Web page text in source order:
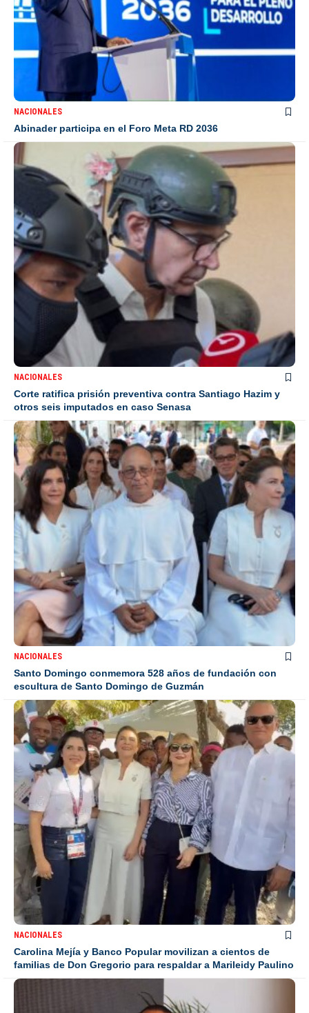
NACIONALES
Abinader participa en el Foro Meta RD 2036
NACIONALES
Corte ratifica prisión preventiva contra Santiago Hazim y
otros seis imputados en caso Senasa
NACIONALES
Santo Domingo conmemora 528 años de fundación con
escultura de Santo Domingo de Guzmán
NACIONALES
Carolina Mejía y Banco Popular movilizan a cientos de
familias de Don Gregorio para respaldar a Marileidy Paulino